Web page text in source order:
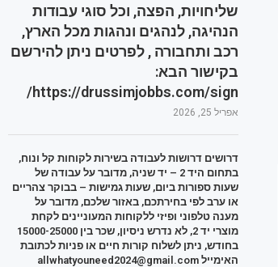
שליחויות, הפצה, וכל סוגי עבודות
הנהיגה, לנהגים ונהגות מכל הארץ,
רכב ותחבורה , לפרטים ניתן להירשם
בקישור הבא:
https://drussimjobbs.com/sign/
אפריל 25, 2026
דרושים דרושות לעבודה בשירות לקוחות קל ונוח,
בתחום היד 2 – יד שניה, מדובר על עבודה של
שעות ספורות ביום, שעות גמישות – בבוקר צהריים
או ערב לפי בחירתכם, באזור שלכם, מדובר על
מענה טלפוני ופיזי ללקוחות המעוניינים לקחת
מוצרי יד 2, לא נדרש ניסיון, שכר בין 15000-25000
בחודש, ניתן לשלוח קורות חיים או פניות לכתובת
האימייל allwhatyouneed2024@gmail.com